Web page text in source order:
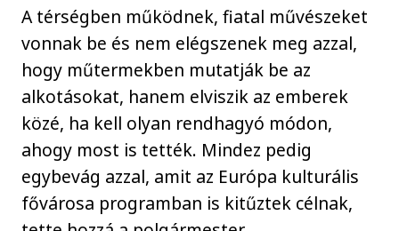
A térségben működnek, fiatal művészeket
vonnak be és nem elégszenek meg azzal,
hogy műtermekben mutatják be az
alkotásokat, hanem elviszik az emberek
közé, ha kell olyan rendhagyó módon,
ahogy most is tették. Mindez pedig
egybevág azzal, amit az Európa kulturális
fővárosa programban is kitűztek célnak,